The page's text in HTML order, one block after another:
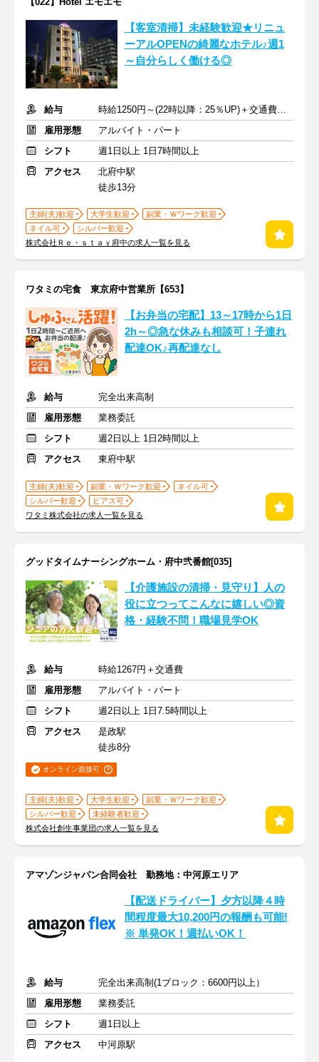
【客室清掃】未経験歓迎★リニュ
ーアルOPENの綺麗なホテル♪週1
～自分らしく働ける◎
給与
時給1250円～(22時以降：25％UP)＋交通費全額
雇用形態
アルバイト・パート
シフト
週1日以上 1日7時間以上
アクセス
北府中駅
徒歩13分
主婦(夫)歓迎 大学生歓迎
副業・Ｗワーク歓迎
ネイル可
シルバー歓迎
株式会社Ｒｅ・ｓｔａｙ府中の求人一覧を見る
ワタミの宅食 東京府中営業所【653】
【お弁当の宅配】13～17時から1日
2h～◎急な休みも相談可！子連れ
配達OK♪再配達なし
給与
完全出来高制
雇用形態
業務委託
シフト
週2日以上 1日2時間以上
アクセス
東府中駅
主婦(夫)歓迎 副業・Ｗワーク歓迎
ネイル可
シルバー歓迎
ピアス可
ワタミ株式会社の求人一覧を見る
グッドタイムナーシングホーム・府中弐番館[035]
【介護施設の清掃・見守り】人の
役に立つってこんなに嬉しい◎資
格・経験不問！職場見学OK
給与
時給1267円＋交通費
雇用形態
アルバイト・パート
シフト
週2日以上 1日7.5時間以上
アクセス
是政駅
徒歩8分
オンライン面接可
主婦(夫)歓迎 大学生歓迎
副業・Ｗワーク歓迎
シルバー歓迎
未経験者歓迎
株式会社創生事業団の求人一覧を見る
アマゾンジャパン合同会社 勤務地：中河原エリア
【配送ドライバー】夕方以降４時
間程度最大10,200円の報酬も可能!
※ 単発OK！週払いOK！
給与
完全出来高制(1ブロック：6600円以上）
雇用形態
業務委託
シフト
週1日以上
アクセス
中河原駅